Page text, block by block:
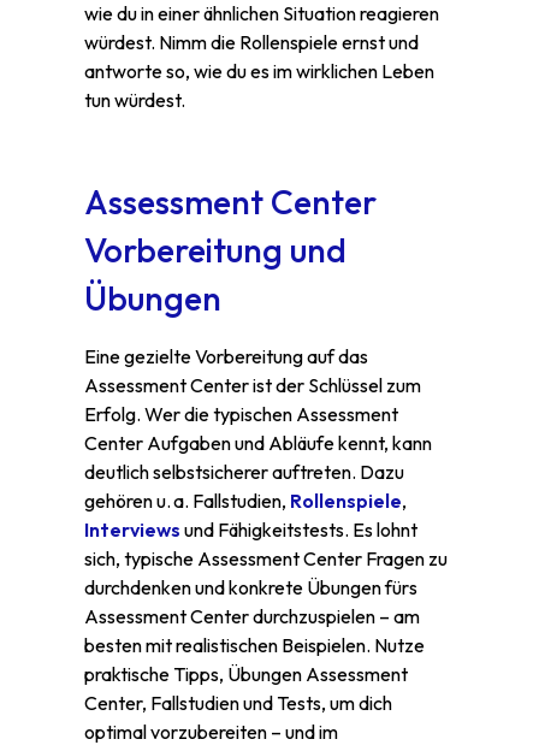
wie du in einer ähnlichen Situation reagieren
würdest. Nimm die Rollenspiele ernst und
antworte so, wie du es im wirklichen Leben
tun würdest.
Assessment Center
Vorbereitung und
Übungen
Eine gezielte Vorbereitung auf das
Assessment Center ist der Schlüssel zum
Erfolg. Wer die typischen Assessment
Center Aufgaben und Abläufe kennt, kann
deutlich selbstsicherer auftreten. Dazu
gehören u. a. Fallstudien, Rollenspiele,
Interviews und Fähigkeitstests. Es lohnt
sich, typische Assessment Center Fragen zu
durchdenken und konkrete Übungen fürs
Assessment Center durchzuspielen – am
besten mit realistischen Beispielen. Nutze
praktische Tipps, Übungen Assessment
Center, Fallstudien und Tests, um dich
optimal vorzubereiten – und im